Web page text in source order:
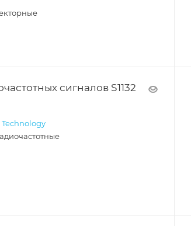
сигналов S1132